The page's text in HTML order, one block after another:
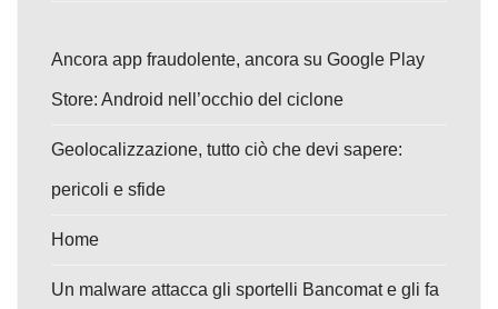
Ancora app fraudolente, ancora su Google Play
Store: Android nell’occhio del ciclone
Geolocalizzazione, tutto ciò che devi sapere:
pericoli e sfide
Home
Un malware attacca gli sportelli Bancomat e gli fa